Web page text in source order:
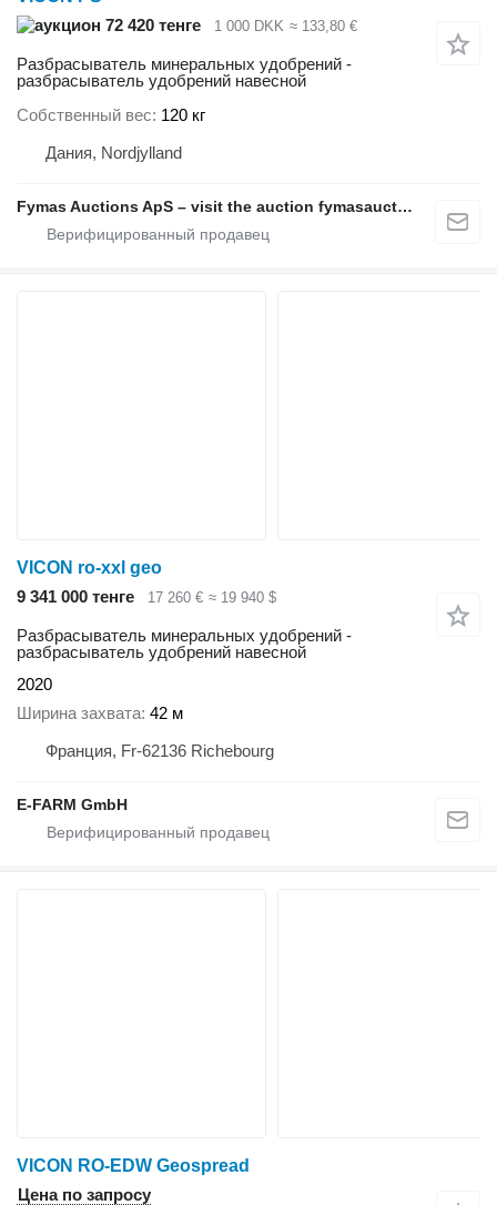
72 420 тенге
1 000 DKK ≈ 133,80 €
Разбрасыватель минеральных удобрений -
разбрасыватель удобрений навесной
Собственный вес 120 кг
Дания, Nordjylland
Fymas Auctions ApS – visit the auction fymasauctions.dk
VICON ro-xxl geo
9 341 000 тенге
17 260 € ≈ 19 940 $
Разбрасыватель минеральных удобрений -
разбрасыватель удобрений навесной
2020
Ширина захвата 42 м
Франция, Fr-62136 Richebourg
E-FARM GmbH
VICON RO-EDW Geospread
Цена по запросу